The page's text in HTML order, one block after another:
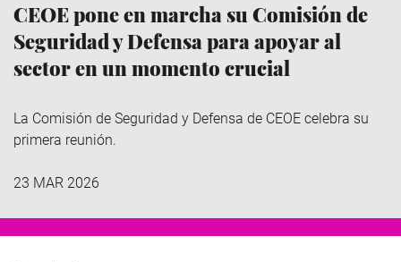
CEOE pone en marcha su Comisión de
Seguridad y Defensa para apoyar al
sector en un momento crucial
La Comisión de Seguridad y Defensa de CEOE celebra su
primera reunión.
23 MAR 2026